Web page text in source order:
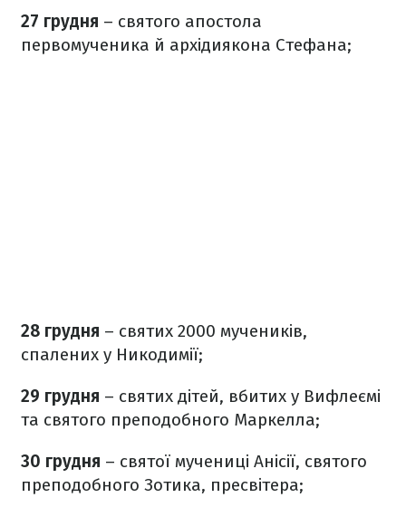
27 грудня – святого апостола
первомученика й архідиякона Стефана;
28 грудня – святих 2000 мучеників,
спалених у Никодимії;
29 грудня – святих дітей, вбитих у Вифлеємі
та святого преподобного Маркелла;
30 грудня – святої мучениці Анісії, святого
преподобного Зотика, пресвітера;